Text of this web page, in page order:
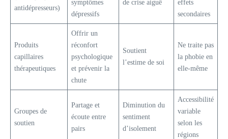
antidépresseurs)
symptômes
dépressifs
de crise aiguë
effets
secondaires
Produits
capillaires
thérapeutiques
Offrir un
réconfort
psychologique
et prévenir la
chute
Soutient
l’estime de soi
Ne traite pas
la phobie en
elle-même
Groupes de
soutien
Partage et
écoute entre
pairs
Diminution du
sentiment
d’isolement
Accessibilité
variable
selon les
régions